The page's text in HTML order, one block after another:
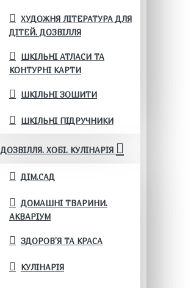
ХУДОЖНЯ ЛІТЕРАТУРА ДЛЯ
ДІТЕЙ. ДОЗВІЛЛЯ
ШКІЛЬНІ АТЛАСИ ТА
КОНТУРНІ КАРТИ
ШКІЛЬНІ ЗОШИТИ
ШКІЛЬНІ ПІДРУЧНИКИ
ДОЗВІЛЛЯ. ХОБІ. КУЛІНАРІЯ
ДІМ.САД
ДОМАШНІ ТВАРИНИ.
АКВАРІУМ
ЗДОРОВ'Я ТА КРАСА
КУЛІНАРІЯ